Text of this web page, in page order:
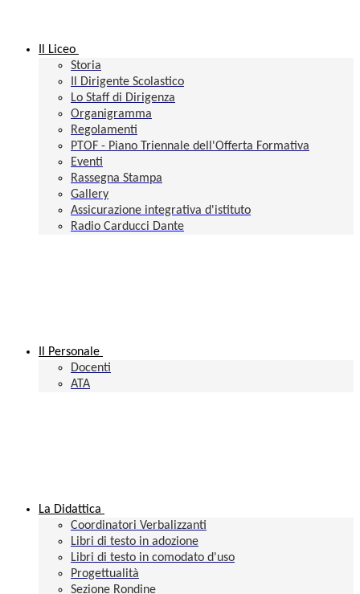
Il Liceo
Storia
Il Dirigente Scolastico
Lo Staff di Dirigenza
Organigramma
Regolamenti
PTOF - Piano Triennale dell'Offerta Formativa
Eventi
Rassegna Stampa
Gallery
Assicurazione integrativa d'istituto
Radio Carducci Dante
Il Personale
Docenti
ATA
La Didattica
Coordinatori Verbalizzanti
Libri di testo in adozione
Libri di testo in comodato d'uso
Progettualità
Sezione Rondine